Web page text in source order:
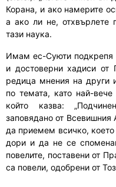
Корана, и ако намерите
а ако ли не, отхвърлете
тази наука.
Имам ес-Суюти подкрепя
и достоверни хадиси
редица мнения на други
по темата, като най-
който казва:
заповядано от
да приемем всичко, което
дори и да не се
повелите, поставени от
са повели, одобрени от